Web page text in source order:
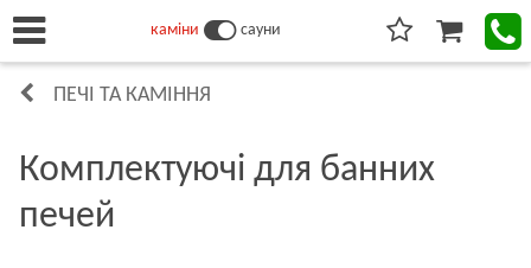
каміни сауни
ПЕЧІ ТА КАМІННЯ
Комплектуючі для банних
печей